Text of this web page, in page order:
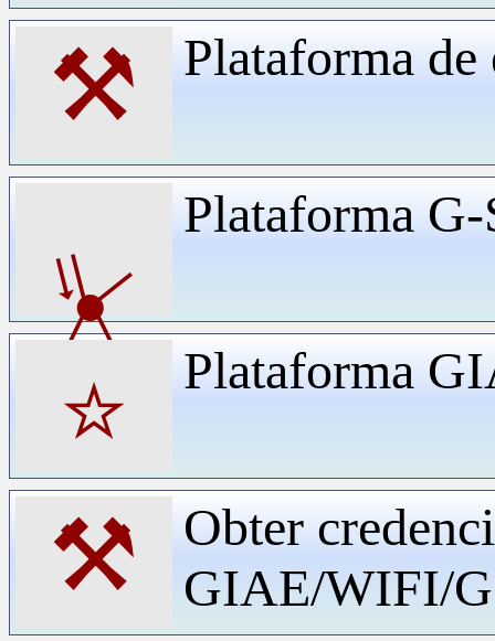
⚒ Plataforma
⏧
Plataforma
⭐ Plataforma
⚒
Obter
GIAE/WIFI/